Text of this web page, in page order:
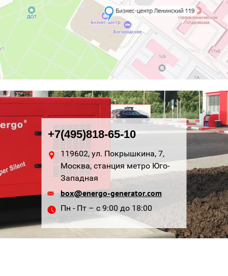
+7(495)818-65-10
119602, ул. Покрышкина, 7,
Москва, станция метро Юго-
Западная
box@energo-generator.com
Пн - Пт – с 9:00 до 18:00